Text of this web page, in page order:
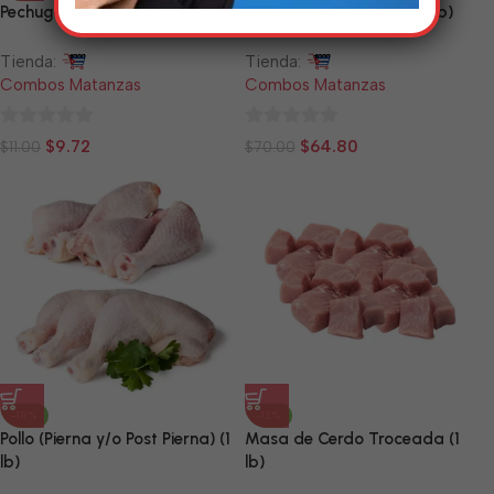
Pechuga de Pollo (1 lb)
Tienda:
Combos Matanzas
0
$11.00 $9.72
Pierna de Cerdo (10 a 12 lb)
Tienda:
Combos Matanzas
0
$70.00 $64.80
-18%
Pollo (Pierna y/o Post Pierna) (1
lb)
-12%
Masa de Cerdo Troceada (1
lb)